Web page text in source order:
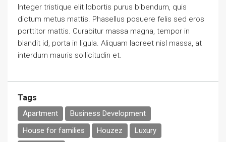
Integer tristique elit lobortis purus bibendum, quis
dictum metus mattis. Phasellus posuere felis sed eros
porttitor mattis. Curabitur massa magna, tempor in
blandit id, porta in ligula. Aliquam laoreet nisl massa, at
interdum mauris sollicitudin et.
Tags
Apartment
Business Development
House for families
Houzez
Luxury